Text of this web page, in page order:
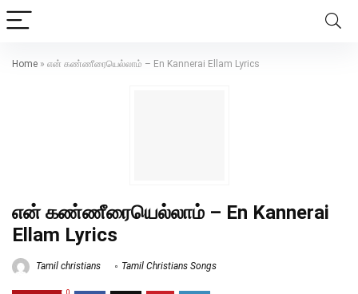
Home » என் கண்ணீரையெல்லாம் – En Kannerai Ellam Lyrics
என் கண்ணீரையெல்லாம் – En Kannerai
Ellam Lyrics
Tamil christians Tamil Christians Songs
0